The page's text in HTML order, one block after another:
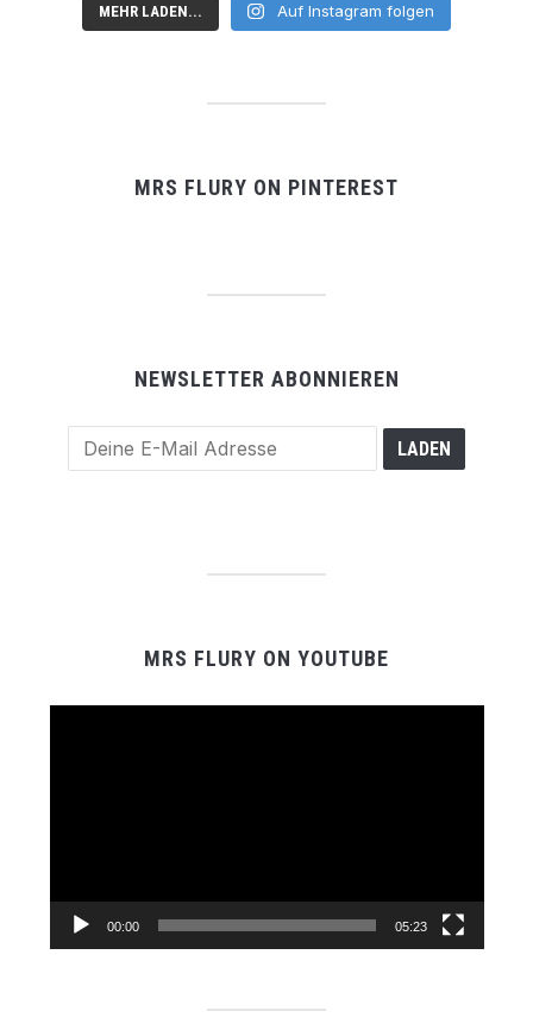
MEHR LADEN... Auf Instagram folgen
MRS FLURY ON PINTEREST
NEWSLETTER ABONNIEREN
MRS FLURY ON YOUTUBE
00:00 05:23